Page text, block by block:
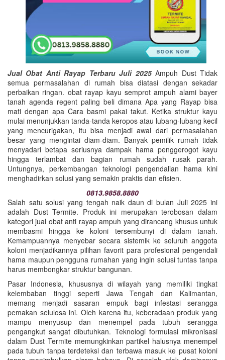
Jual Obat Anti Rayap Terbaru Juli 2025Ampuh Dust Tidak
semua permasalahan di rumah bisa diatasi dengan sekadar
perbaikan ringan. obat rayap kayu semprot ampuh alami bayer
tanah agenda regent paling beli dimana Apa yang Rayap bisa
mati dengan apa Cara basmi pakai takut. Ketika struktur kayu
mulai menunjukkan tanda-tanda keropos atau lubang-lubang kecil
yang mencurigakan, itu bisa menjadi awal dari permasalahan
besar yang mengintai diam-diam. Banyak pemilik rumah tidak
menyadari betapa seriusnya dampak hama penggerogot kayu
hingga terlambat dan bagian rumah sudah rusak parah.
Untungnya, perkembangan teknologi pengendalian hama kini
menghadirkan solusi yang semakin praktis dan efisien.
0813.9858.8880
Salah satu solusi yang tengah naik daun di bulan Juli 2025 ini
adalah Dust Termite. Produk ini merupakan terobosan dalam
kategori jual obat anti rayap ampuh yang dirancang khusus untuk
membasmi hingga ke koloni tersembunyi di dalam tanah.
Kemampuannya menyebar secara sistemik ke seluruh anggota
koloni menjadikannya pilihan favorit para profesional pengendali
hama maupun pengguna rumahan yang ingin solusi tuntas tanpa
harus membongkar struktur bangunan.
Pasar Indonesia, khususnya di wilayah yang memiliki tingkat
kelembaban tinggi seperti Jawa Tengah dan Kalimantan,
memang menjadi sasaran empuk bagi infestasi serangga
pemakan selulosa ini. Oleh karena itu, keberadaan produk yang
mampu menyusup dan menempel pada tubuh serangga
pengangkut sangat dibutuhkan. Teknologi formulasi mikronisasi
dalam Dust Termite memungkinkan partikel halusnya menempel
pada tubuh tanpa terdeteksi dan terbawa masuk ke pusat koloni